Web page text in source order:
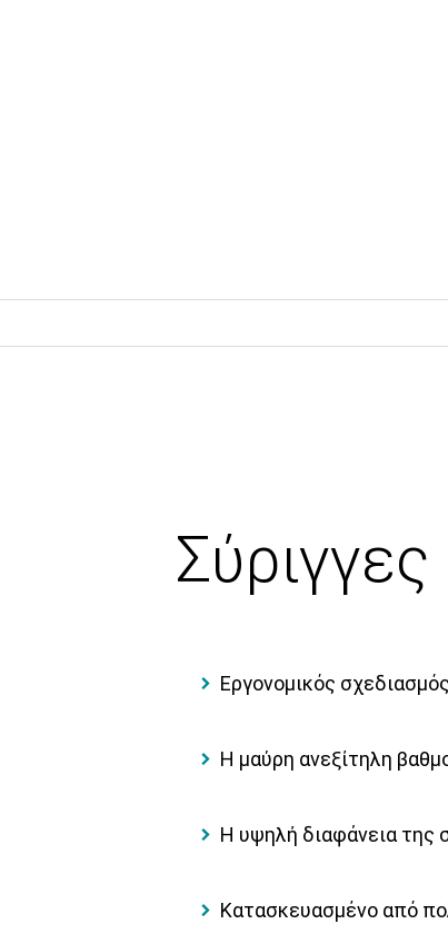
Εργονομικός
Η μαύρη ανεξίτηλη
Η υψηλή διαφάνεια της
Κατασκευασμένο από